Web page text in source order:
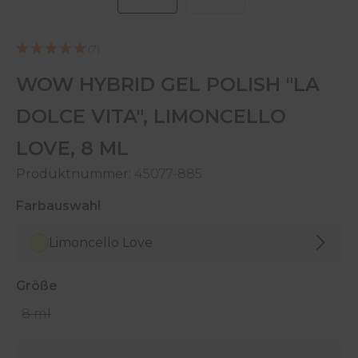
WOW HYBRID GEL POLISH "LA
DOLCE VITA", LIMONCELLO
LOVE, 8 ML
Produktnummer: 45077-885
Farbauswahl
Limoncello Love
Größe
8 ml